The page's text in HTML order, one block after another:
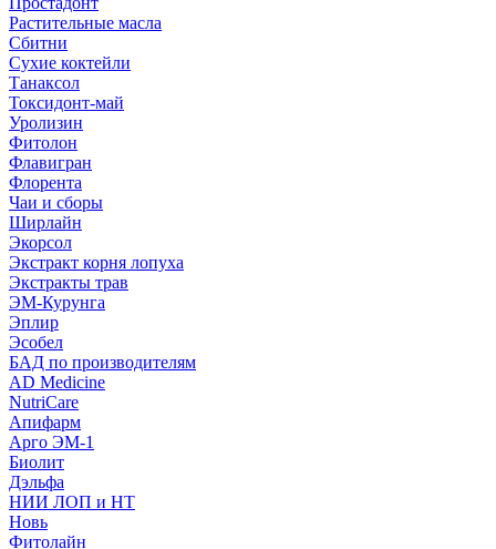
Растительные масла
Сбитни
Сухие коктейли
Танаксол
Токсидонт-май
Уролизин
Фитолон
Флавигран
Флорента
Чаи и сборы
Ширлайн
Экорсол
Экстракт корня лопуха
Экстракты трав
ЭМ-Курунга
Эплир
Эсобел
БАД по производителям
AD Medicine
NutriCare
Апифарм
Арго ЭМ-1
Биолит
Дэльфа
НИИ ЛОП и НТ
Новь
Фитолайн